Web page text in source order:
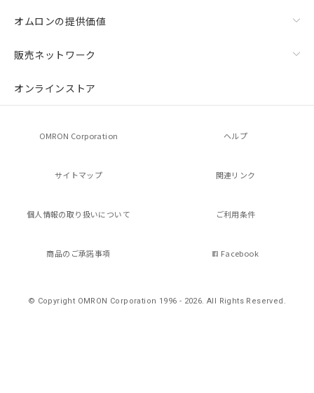
オムロンの提供価値
販売ネットワーク
オンラインストア
OMRON Corporation ヘルプ
サイトマップ 関連リンク
個人情報の取り扱いについて ご利用条件
商品のご承諾事項 Facebook
© Copyright OMRON Corporation 1996 - 2026.All Rights Reserved.